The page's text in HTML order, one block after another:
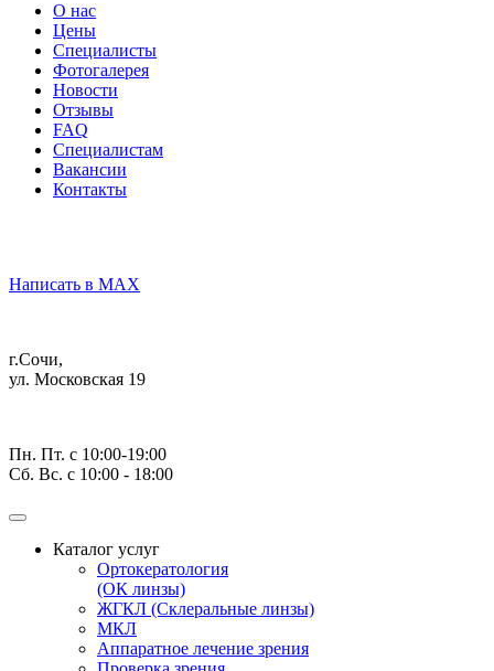
О нас
Цены
Специалисты
Фотогалерея
Новости
Отзывы
FAQ
Специалистам
Вакансии
Контакты
Написать в MAX
г.Сочи,
ул. Московская 19
Пн. Пт. с 10:00-19:00
Сб. Вс. с 10:00 - 18:00
Каталог услуг
Ортокератология
(ОК линзы)
ЖГКЛ (Склеральные линзы)
МКЛ
Аппаратное лечение зрения